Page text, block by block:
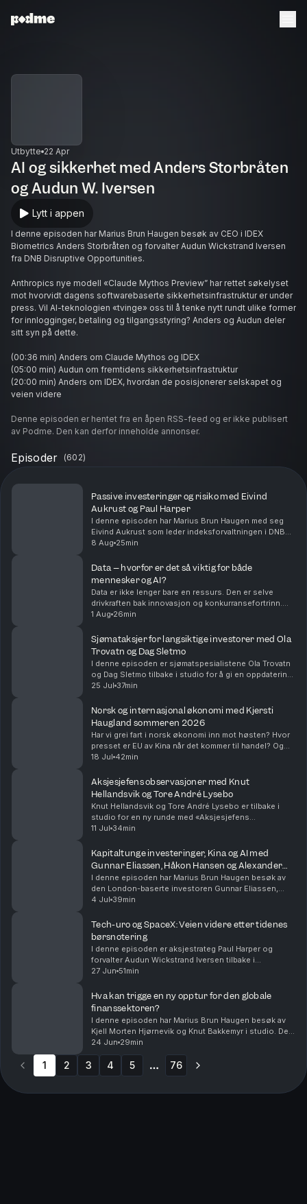
Utbytte 22 Apr
AI og sikkerhet med Anders Storbråten
og Audun W. Iversen
Lytt i appen
I denne episoden har Marius Brun Haugen besøk av CEO i IDEX
Biometrics Anders Storbråten og forvalter Audun Wickstrand Iversen
fra DNB Disruptive Opportunities.
Anthropics nye modell «Claude Mythos Preview” har rettet søkelyset
mot hvorvidt dagens softwarebaserte sikkerhetsinfrastruktur er under
press. Vil AI-teknologien «tvinge» oss til å tenke nytt rundt ulike former
for innlogginger, betaling og tilgangsstyring? Anders og Audun deler
sitt syn på dette.
(00:36 min) Anders om Claude Mythos og IDEX
(05:00 min) Audun om fremtidens sikkerhetsinfrastruktur
(20:00 min) Anders om IDEX, hvordan de posisjonerer selskapet og
veien videre
NB! DNB Disruptive Opportunities eier aksjer i IDEX Biometrics.
Episoden ble spilt inn 21. april 2026.
Office
Hosted on Acast. See
for more information.
Denne episoden er hentet fra en åpen RSS-feed og er ikke publisert
av Podme. Den kan derfor inneholde annonser.
Episoder (602)
Passive investeringer og risiko med Eivind
Aukrust og Paul Harper
I denne episoden har Marius Brun Haugen med seg
Eivind Aukrust som leder indeksforvaltningen i DNB
Asset Management og aksjestrateg Paul Harper fra
veks...
8 Aug 25min
Data – hvorfor er det så viktig for både
mennesker og AI?
Data er ikke lenger bare en ressurs. Den er selve
drivkraften bak innovasjon og konkurransefortrinn.
Det er på mange måter den nye oljen.Men ikke all data
1 Aug 26min
Sjømataksjer for langsiktige investorer med Ola
Trovatn og Dag Sletmo
I denne episoden er sjømatspesialistene Ola Trovatn
og Dag Sletmo tilbake i studio for å gi en oppdatering
på lakseaksjene og de langsiktige driverne for
25 Jul 37min
Norsk og internasjonal økonomi med Kjersti
Haugland sommeren 2026
Har vi grei fart i norsk økonomi inn mot høsten? Hvor
presset er EU av Kina når det kommer til handel? Og
hvor viktig er AI, ikke bare for finansmarkedet, men for
18 Jul 42min
Aksjesjefens observasjoner med Knut
Hellandsvik og Tore André Lysebo
Knut Hellandsvik og Tore André Lysebo er tilbake i
studio for en ny runde med «Aksjesjefens
observasjoner». I tillegg til å lede aksje- og
forvalterne ...
11 Jul 34min
Kapitaltunge investeringer, Kina og AI med
Gunnar Eliassen, Håkon Hansen og Alexander
Opstad
I denne episoden har Marius Brun Haugen besøk av
den London-baserte investoren Gunnar Eliassen,
sammen med Håkon Hansen som leder DNB Wealth
Carnegie.Gunnar er a...
4 Jul 39min
Tech-uro og SpaceX: Veien videre etter tidenes
børsnotering
I denne episoden er aksjestrateg Paul Harper og
forvalter Audun Wickstrand Iversen tilbake i
studio.Audun forklarer hvordan han har tradet SpaceX
27 Jun 51min
Hva kan trigge en ny opptur for den globale
finanssektoren?
I denne episoden har Marius Brun Haugen besøk av
Kjell Morten Hjørnevik og Knut Bakkemyr i studio. De
forvalter aksjefondet DNB Finans, som investerer i
den globale finanssektoren.Sektoren har lagt ba...
24 Jun 29min
1 2 3 4 5 76